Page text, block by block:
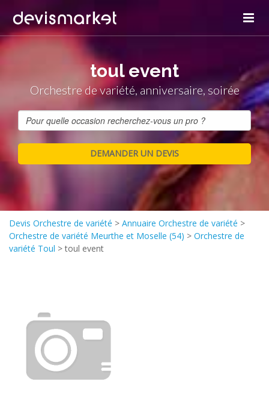
toul event
Orchestre de variété, anniversaire, soirée
Devis Orchestre de variété > Annuaire Orchestre de variété >
Orchestre de variété Meurthe et Moselle (54) > Orchestre de
variété Toul >toul event